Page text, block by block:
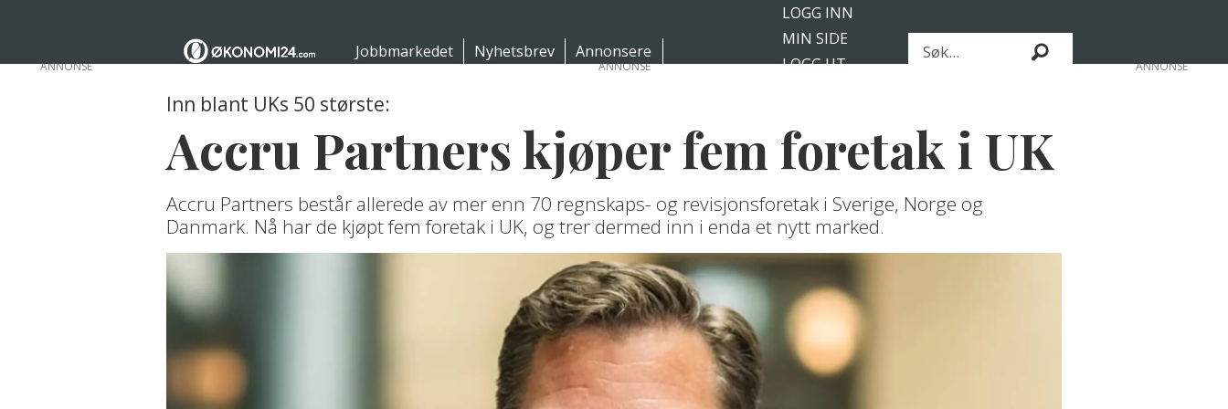
Jobbmarkedet Nyhetsbrev Annonsere
LOGG INN
MIN SIDE
LOGG UT
Søk
ANNONSE
Inn blant UKs 50 største:
Accru Partners kjøper fem foretak i UK
Accru Partners består allerede av mer enn 70 regnskaps- og revisjonsforetak i Sverige, Norge og
Danmark. Nå har de kjøpt fem foretak i UK, og trer dermed inn i enda et nytt marked.
ANNONSE ANNONSE